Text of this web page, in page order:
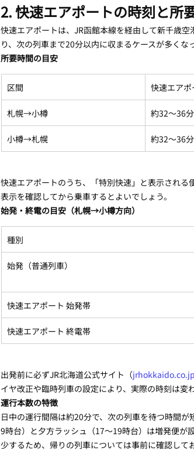
2. 快速エアポートの時刻と所
快速エアポートは、JR函館本線を経由して新千歳
り、次の列車まで20分以内に収まるケースが多くな
所要時間の目安
区間 快速エアポ
札幌→小樽 約32〜36分
小樽→札幌 約32〜36分
快速エアポートのうち、「特別快速」と表示され
表示を確認してから乗車するとよいでしょう。
始発・終電の目安（札幌→小樽方向）
種別
始発（普通列車）
快速エアポート 始発帯
快速エアポート 終電帯
出発前に必ずJR北海道公式サイト（jrhokkaido.co.jp
イヤ改正や臨時列車の設定により、実際の時刻は変
運行本数の特徴
日中の運行間隔は約20分で、次の列車を待つ時間
9時台）と夕方ラッシュ（17〜19時台）は増発便が
少するため、帰りの列車については事前に確認して